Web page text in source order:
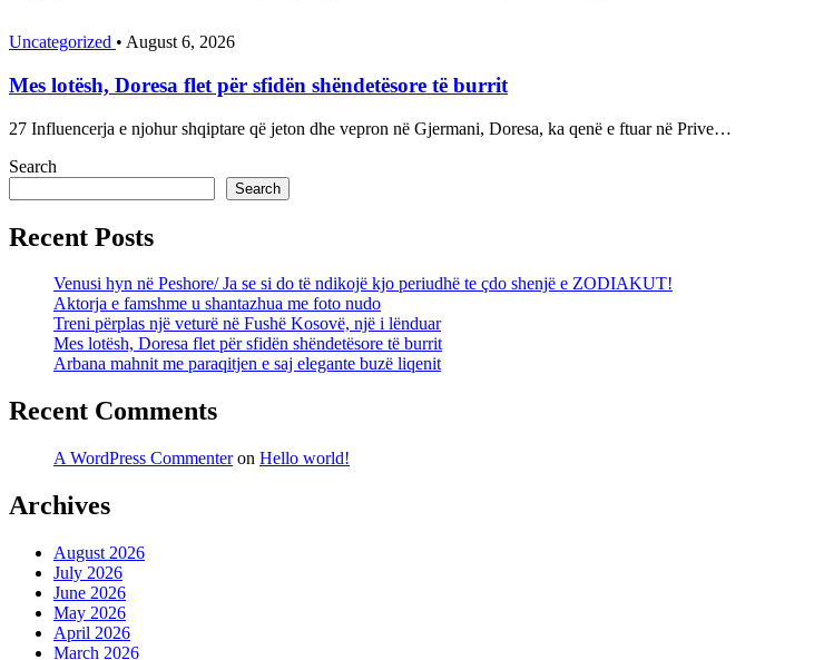
Uncategorized • August 6, 2026
Mes lotësh, Doresa flet për sfidën shëndetësore të burrit
27 Influencerja e njohur shqiptare që jeton dhe vepron në Gjermani, Doresa, ka qenë e ftuar në Prive…
Search
Search
Recent Posts
Venusi hyn në Peshore/ Ja se si do të ndikojë kjo periudhë te çdo shenjë e ZODIAKUT!
Aktorja e famshme u shantazhua me foto nudo
Treni përplas një veturë në Fushë Kosovë, një i lënduar
Mes lotësh, Doresa flet për sfidën shëndetësore të burrit
Arbana mahnit me paraqitjen e saj elegante buzë liqenit
Recent Comments
A WordPress Commenteron Hello world!
Archives
August 2026
July 2026
June 2026
May 2026
April 2026
March 2026